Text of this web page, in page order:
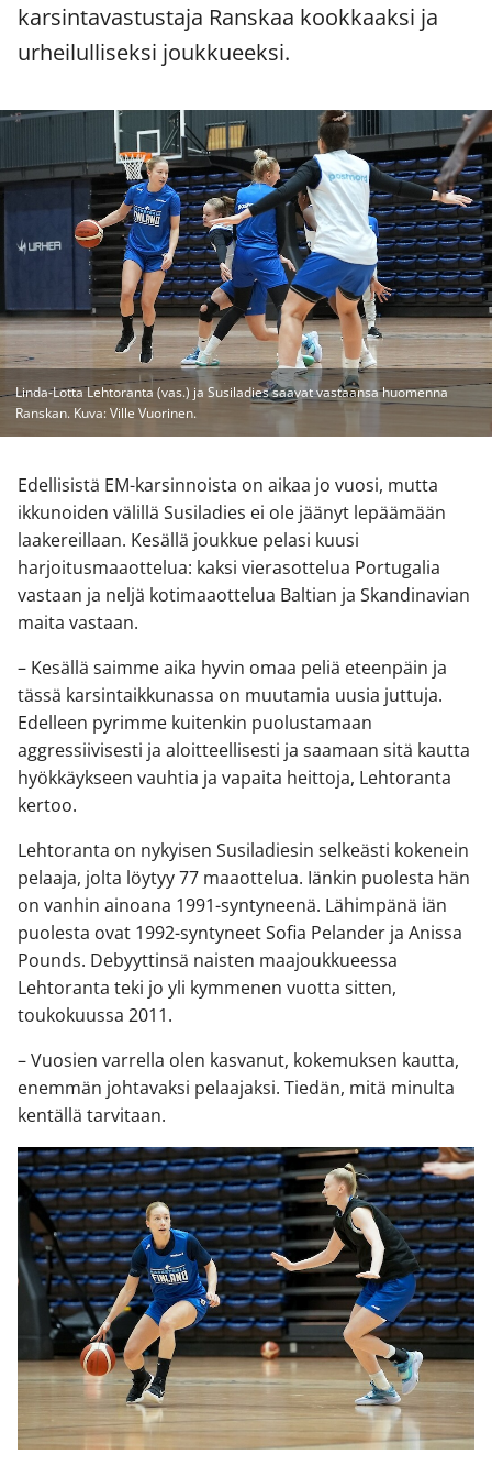
karsintavastustaja Ranskaa kookkaaksi ja
urheilulliseksi joukkueeksi.
Linda-Lotta Lehtoranta (vas.) ja Susiladies saavat vastaansa huomenna
Ranskan. Kuva: Ville Vuorinen.
Edellisistä EM-karsinnoista on aikaa jo vuosi, mutta
ikkunoiden välillä Susiladies ei ole jäänyt lepäämään
laakereillaan. Kesällä joukkue pelasi kuusi
harjoitusmaaottelua: kaksi vierasottelua Portugalia
vastaan ja neljä kotimaaottelua Baltian ja Skandinavian
maita vastaan.
– Kesällä saimme aika hyvin omaa peliä eteenpäin ja
tässä karsintaikkunassa on muutamia uusia juttuja.
Edelleen pyrimme kuitenkin puolustamaan
aggressiivisesti ja aloitteellisesti ja saamaan sitä kautta
hyökkäykseen vauhtia ja vapaita heittoja, Lehtoranta
kertoo.
Lehtoranta on nykyisen Susiladiesin selkeästi kokenein
pelaaja, jolta löytyy 77 maaottelua. Iänkin puolesta hän
on vanhin ainoana 1991-syntyneenä. Lähimpänä iän
puolesta ovat 1992-syntyneet Sofia Pelander ja Anissa
Pounds. Debyyttinsä naisten maajoukkueessa
Lehtoranta teki jo yli kymmenen vuotta sitten,
toukokuussa 2011.
– Vuosien varrella olen kasvanut, kokemuksen kautta,
enemmän johtavaksi pelaajaksi. Tiedän, mitä minulta
kentällä tarvitaan.